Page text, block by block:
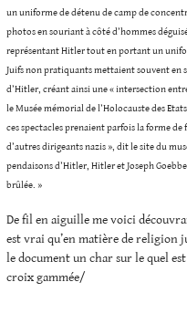
un uniforme de détenu de camp de
photos en souriant à côté d’hommes
représentant Hitler tout en portant un
Juifs non pratiquants mettaient souvent en
d’Hitler, créant ainsi une « intersection
le Musée mémorial de l’Holocauste des
ces spectacles prenaient parfois la forme
d’autres dirigeants nazis », dit le site du
pendaisons d’Hitler, Hitler et Joseph
brûlée. »
De fil en aiguille me voici
est vrai qu’en matière de religion
le document un char sur le quel
croix gammée/